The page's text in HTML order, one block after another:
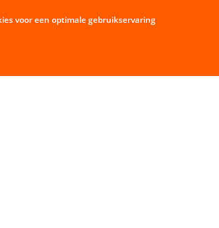
voor een optimale gebruikservaring